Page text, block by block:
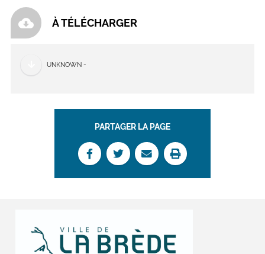
cloud_download À TÉLÉCHARGER
UNKNOWN -
PARTAGER LA PAGE